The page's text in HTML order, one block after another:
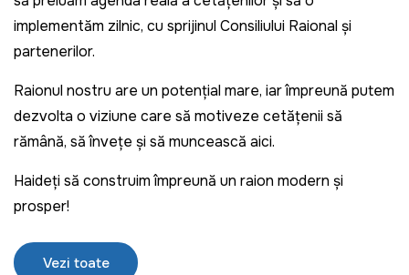
implementăm zilnic, cu sprijinul Consiliului Raional și
partenerilor.
Raionul nostru are un potențial mare, iar împreună putem
dezvolta o viziune care să motiveze cetățenii să
rămână, să învețe și să muncească aici.
Haideți să construim împreună un raion modern și
prosper!
Vezi toate